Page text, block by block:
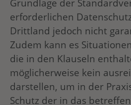
Grundlage der
erforderlichen
Drittland jedoch nicht
Zudem kann es
die in den Klauseln
möglicherweise kein
darstellen, um in der
Schutz der in das